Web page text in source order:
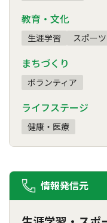
教育・文化
生涯学習 スポーツ
まちづくり
ボランティア
ライフステージ
健康・医療
情報発信元